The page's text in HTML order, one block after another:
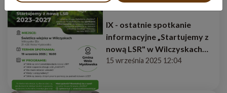
IX - ostatnie spotkanie
informacyjne „Startujemy z
nową LSR" w Wilczyskach
19.09.2025, godz. 16:00
15 września 2025 12:04